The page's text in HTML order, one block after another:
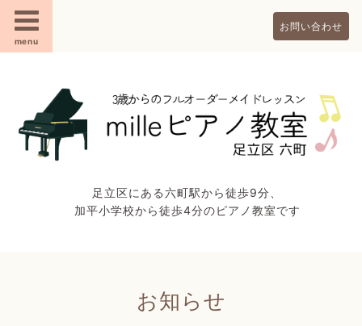
menu
お問い合わせ
足立区にある六町駅から徒歩9分、
加平小学校から徒歩4分のピアノ教室です
お知らせ